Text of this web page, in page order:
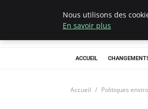
ACCUEIL
Accueil Politiques
Nous utilisons des
En savoir plus